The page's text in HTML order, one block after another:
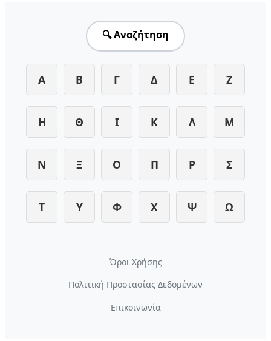
🔍 Αναζήτηση
Α Β Γ Δ Ε Ζ
Η Θ Ι Κ Λ Μ
Ν Ξ Ο Π Ρ Σ
Τ Υ Φ Χ Ψ Ω
Όροι Χρήσης
Πολιτική Προστασίας Δεδομένων
Επικοινωνία